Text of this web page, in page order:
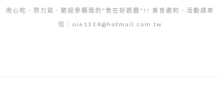
用心吃．努力寫．歡迎參觀我的"食在好遊趣"!! 美食邀約．活動請來
信：oie1314@hotmail.com.tw